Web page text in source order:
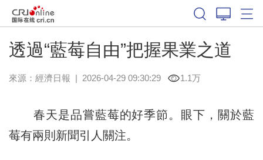
透過“藍莓自由”把握果業之道
來源： 經濟日報 | 2026-04-29 09:30:29 1.1万
春天是品嘗藍莓的好季節。眼下，關於藍
莓有兩則新聞引人關注。